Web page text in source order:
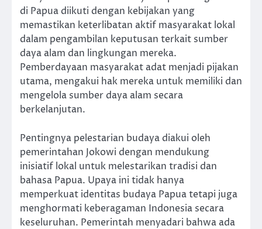
di Papua diikuti dengan kebijakan yang
memastikan keterlibatan aktif masyarakat lokal
dalam pengambilan keputusan terkait sumber
daya alam dan lingkungan mereka.
Pemberdayaan masyarakat adat menjadi pijakan
utama, mengakui hak mereka untuk memiliki dan
mengelola sumber daya alam secara
berkelanjutan.
Pentingnya pelestarian budaya diakui oleh
pemerintahan Jokowi dengan mendukung
inisiatif lokal untuk melestarikan tradisi dan
bahasa Papua. Upaya ini tidak hanya
memperkuat identitas budaya Papua tetapi juga
menghormati keberagaman Indonesia secara
keseluruhan. Pemerintah menyadari bahwa ada